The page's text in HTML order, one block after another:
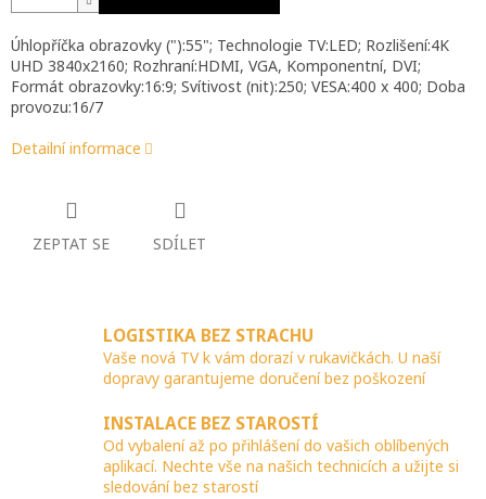
Úhlopříčka obrazovky ("):55"; Technologie TV:LED; Rozlišení:4K
UHD 3840x2160; Rozhraní:HDMI, VGA, Komponentní, DVI;
Formát obrazovky:16:9; Svítivost (nit):250; VESA:400 x 400; Doba
provozu:16/7
Detailní informace
ZEPTAT SE SDÍLET
LOGISTIKA BEZ STRACHU
Vaše nová TV k vám dorazí v rukavičkách. U naší
dopravy garantujeme doručení bez poškození
INSTALACE BEZ STAROSTÍ
Od vybalení až po přihlášení do vašich oblíbených
aplikací. Nechte vše na našich technicích a užijte si
sledování bez starostí